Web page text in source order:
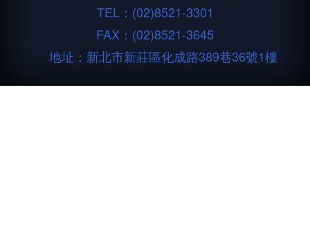
TEL： (02)8521-3301
FAX：(02)8521-3645
地址：新北市新莊區化成路389巷36號1樓